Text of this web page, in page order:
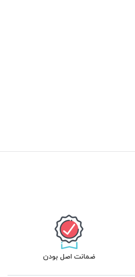
ضمانت اصل بودن